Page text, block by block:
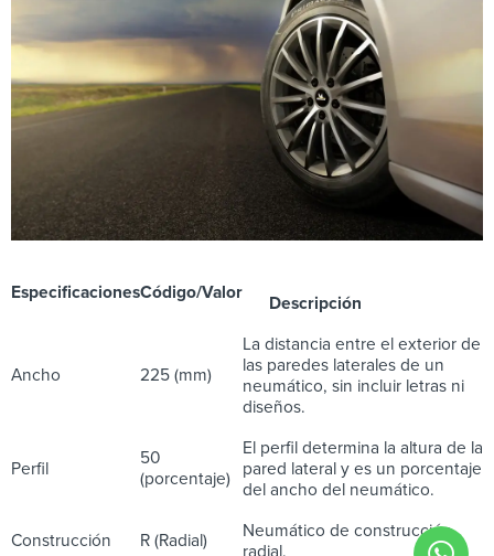
EspecificacionesCódigo/Valor
Descripción
Ancho 225 (mm)
La distancia entre el exterior de
las paredes laterales de un
neumático, sin incluir letras ni
diseños.
Perfil
50
(porcentaje)
El perfil determina la altura de la
pared lateral y es un porcentaje
del ancho del neumático.
Construcción R (Radial)
Neumático de construcción
radial.